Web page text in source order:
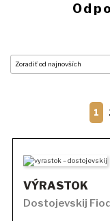
1
VÝRASTOK
Dostojevskij